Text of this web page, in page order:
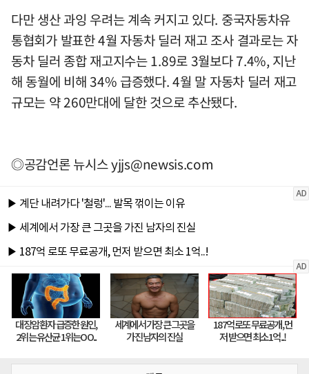
다만 생산 과잉 우려는 계속 커지고 있다. 중국자동차유
통협회가 발표한 4월 자동차 딜러 재고 조사 결과로는 자
동차 딜러 종합 재고지수는 1.89로 3월보다 7.4%, 지난
해 동월에 비해 34% 급증했다. 4월 말 자동차 딜러 재고
규모는 약 260만대에 달한 것으로 추산됐다.
◎공감언론 뉴시스yjjs@newsis.com